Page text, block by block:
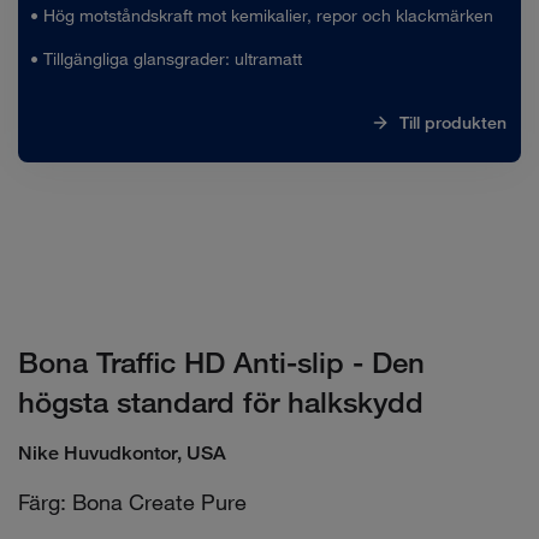
• Hög motståndskraft mot kemikalier, repor och klackmärken
• Tillgängliga glansgrader: ultramatt
Till produkten
Bona Traffic HD Anti-slip - Den
högsta standard för halkskydd
Nike Huvudkontor, USA
Färg: Bona Create Pure